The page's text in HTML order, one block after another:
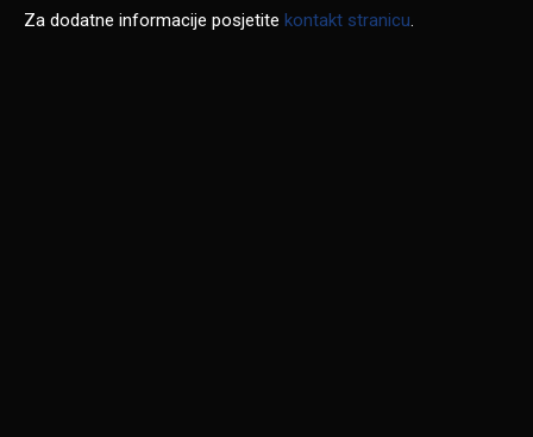
Za dodatne informacije posjetite kontakt stranicu